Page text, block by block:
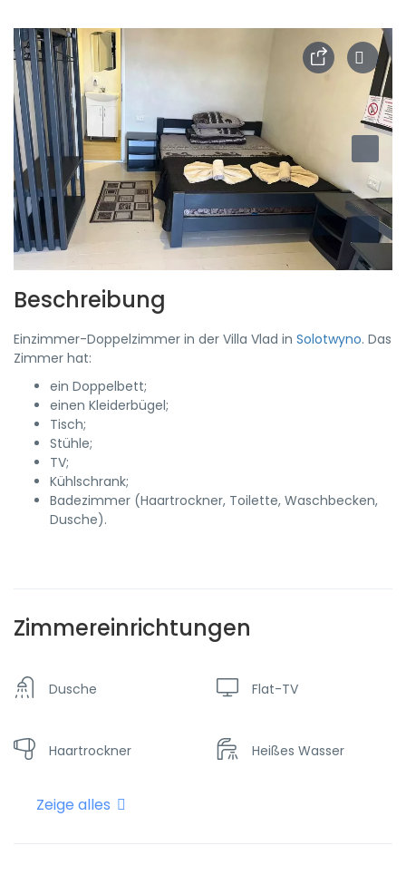
Beschreibung
Einzimmer-Doppelzimmer in der Villa Vlad in Solotwyno. Das
Zimmer hat:
ein Doppelbett;
einen Kleiderbügel;
Tisch;
Stühle;
TV;
Kühlschrank;
Badezimmer (Haartrockner, Toilette, Waschbecken,
Dusche).
Zimmereinrichtungen
Dusche Flat-TV
Haartrockner Heißes Wasser
Internet - Wifi
Zeige alles